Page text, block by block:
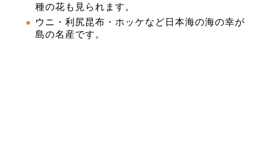
種の花も見られます。
ウニ・利尻昆布・ホッケなど日本海の海の幸が
島の名産です。